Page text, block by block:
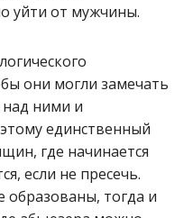
уйти от мужчины.
они могли замечать
над ними и
единственный
где начинается
если не пресечь.
образованы, тогда и